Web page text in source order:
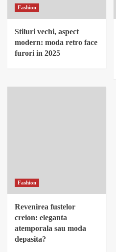
Fashion
Stiluri vechi, aspect
modern: moda retro face
furori in 2025
Fashion
Revenirea fustelor
creion: eleganta
atemporala sau moda
depasita?